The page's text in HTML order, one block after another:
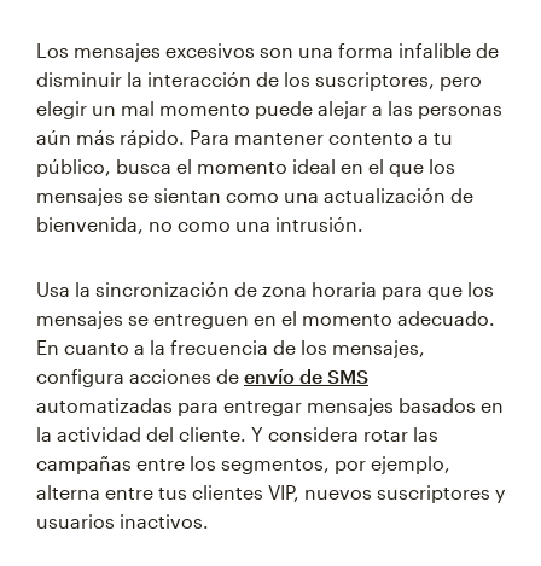
Los mensajes excesivos son una forma infalible de
disminuir la interacción de los suscriptores, pero
elegir un mal momento puede alejar a las personas
aún más rápido. Para mantener contento a tu
público, busca el momento ideal en el que los
mensajes se sientan como una actualización de
bienvenida, no como una intrusión.
Usa la sincronización de zona horaria para que los
mensajes se entreguen en el momento adecuado.
En cuanto a la frecuencia de los mensajes,
configura acciones de envío de SMS
automatizadas para entregar mensajes basados en
la actividad del cliente. Y considera rotar las
campañas entre los segmentos, por ejemplo,
alterna entre tus clientes VIP, nuevos suscriptores y
usuarios inactivos.